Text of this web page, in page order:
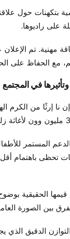
بتكهنات حول
على راديوها.
مهنية. تم
وتأثيرها في المجتمع
نا إرثًا من الكرم
المستمر
تحظى باهتمام أقل
الحقيقية
بين الصورة
الدقيق الذي